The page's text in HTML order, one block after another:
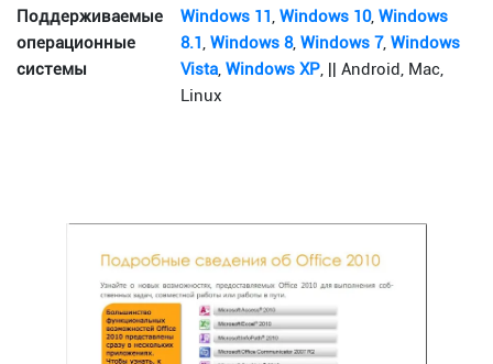
Поддерживаемые
операционные
системы
Windows 11,Windows 10,Windows
8.1,Windows 8,Windows 7,Windows
Vista,Windows XP, || Android, Mac,
Linux